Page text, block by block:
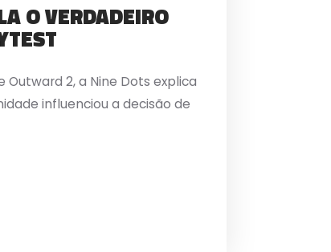
O VERDADEIRO
Outward 2, a Nine Dots explica
influenciou a decisão de